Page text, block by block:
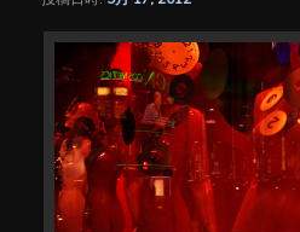
ン